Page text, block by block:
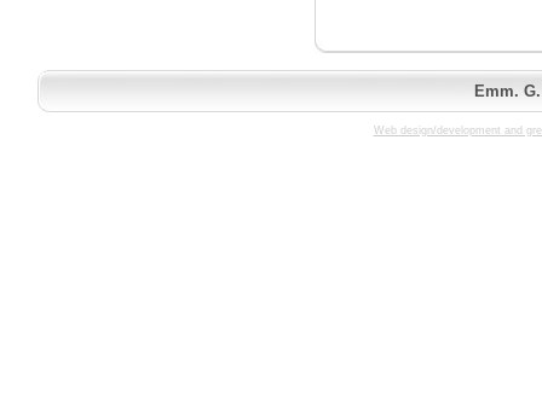
Emm.
Web design/development and